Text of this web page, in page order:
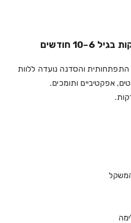
חודשים
והסדנה נועדה ללוות
אפקטיביים ותומכים.